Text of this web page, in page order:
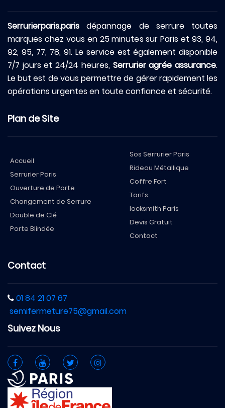
Serrurierparis.paris dépannage de serrure toutes
marques chez vous en 25 minutes sur Paris et 93, 94,
92, 95, 77, 78, 91. Le service est également disponible
7/7 jours et 24/24 heures, Serrurier agrée assurance.
Le but est de vous permettre de gérer rapidement les
opérations urgentes en toute confiance et sécurité.
Plan de Site
Accueil
Serrurier Paris
Ouverture de Porte
Changement de Serrure
Double de Clé
Porte Blindée
Sos Serrurier Paris
Rideau Métallique
Coffre Fort
Tarifs
locksmith Paris
Devis Gratuit
Contact
Contact
01 84 21 07 67
semifermeture75@gmail.com
Suivez Nous